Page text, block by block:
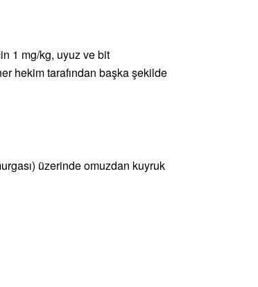
1 mg/kg, uyuz ve bit
hekim tarafından başka şekilde
üzerinde omuzdan kuyruk